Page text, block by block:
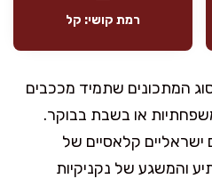
רמת קושי: קל
המתכונים שתמיד מככבים
או בשבת בבוקר.
ישראליים קלאסיים של
והמשגע של נקניקיות